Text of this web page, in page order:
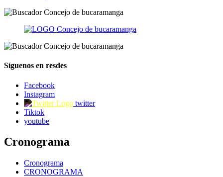
Síguenos en resdes
Facebook
Instagram
twitter
Tiktok
youtube
Cronograma
Cronograma
CRONOGRAMA